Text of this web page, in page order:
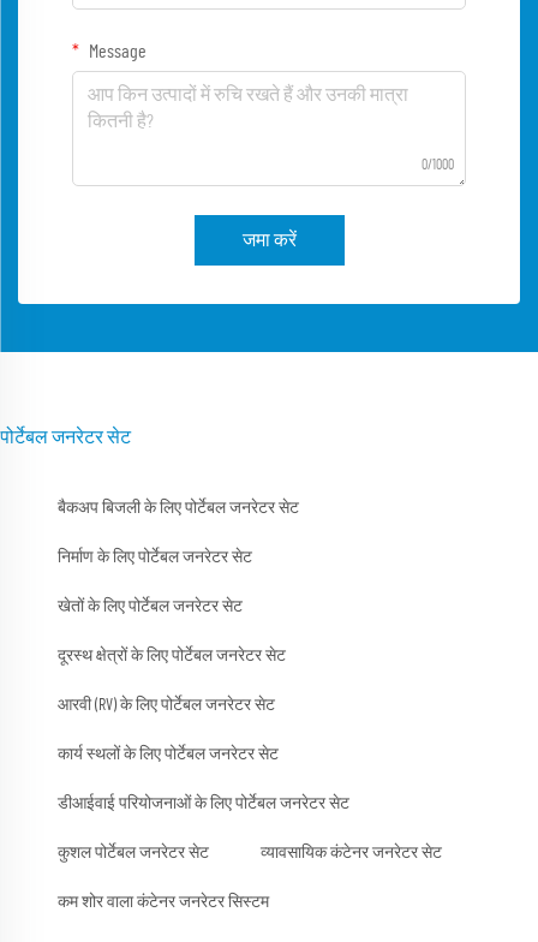
Message
0/1000
जमा करें
पोर्टेबल जनरेटर सेट
बैकअप बिजली के लिए पोर्टेबल जनरेटर सेट
निर्माण के लिए पोर्टेबल जनरेटर सेट
खेतों के लिए पोर्टेबल जनरेटर सेट
दूरस्थ क्षेत्रों के लिए पोर्टेबल जनरेटर सेट
आरवी (RV) के लिए पोर्टेबल जनरेटर सेट
कार्य स्थलों के लिए पोर्टेबल जनरेटर सेट
डीआईवाई परियोजनाओं के लिए पोर्टेबल जनरेटर सेट
कुशल पोर्टेबल जनरेटर सेट व्यावसायिक कंटेनर जनरेटर सेट
कम शोर वाला कंटेनर जनरेटर सिस्टम